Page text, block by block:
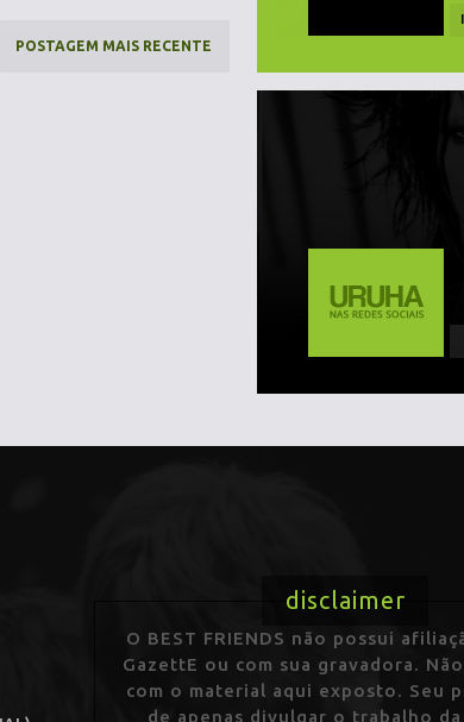
POSTAGEM MAIS RECENTE
disclaimer
O BEST FRIENDS não possui
GazettE ou com sua gravadora.
com o material aqui exposto. Seu
de apenas divulgar o trabalho da